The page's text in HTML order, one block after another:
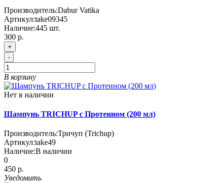
Производитель:Dabur Vatika
Артикул:take09345
Наличие:445 шт.
300 р.
+
-
В корзину
Нет в наличии
Шампунь TRICHUP с Протеином (200 мл)
Производитель:Тричуп (Trichup)
Артикул:take49
Наличие:В наличии
0
450 р.
Уведомить